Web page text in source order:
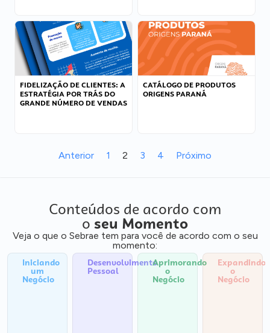
FIDELIZAÇÃO DE CLIENTES: A
ESTRATÉGIA POR TRÁS DO
GRANDE NÚMERO DE VENDAS
CATÁLOGO DE PRODUTOS
ORIGENS PARANÁ
Anterior 1 2 3 4 Próximo
Conteúdos de acordo com
o seu Momento
Veja o que o Sebrae tem para você de acordo com o seu
momento:
Iniciando
um
Negócio
Desenvolvimento
Pessoal
Aprimorando
o
Negócio
Expandindo
o
Negócio